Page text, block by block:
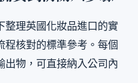
整理英國化妝品進口的實
程核對的標準參考。每個
出物，可直接納入公司內